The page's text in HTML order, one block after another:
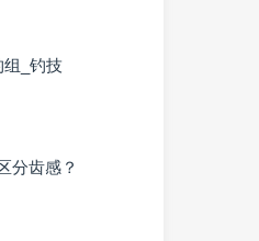
组_钓技
分齿感？